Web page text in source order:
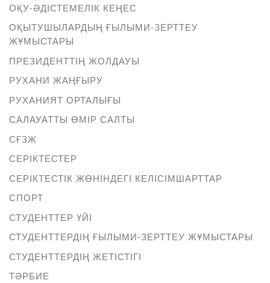
ОҚУ-ӘДІСТЕМЕЛІК КЕҢЕС
ОҚЫТУШЫЛАРДЫҢ ҒЫЛЫМИ-ЗЕРТТЕУ
ЖҰМЫСТАРЫ
ПРЕЗИДЕНТТІҢ ЖОЛДАУЫ
РУХАНИ ЖАҢҒЫРУ
РУХАНИЯТ ОРТАЛЫҒЫ
САЛАУАТТЫ ӨМІР САЛТЫ
СҒЗЖ
СЕРІКТЕСТЕР
СЕРІКТЕСТІК ЖӨНІНДЕГІ КЕЛІСІМШАРТТАР
СПОРТ
СТУДЕНТТЕР ҮЙІ
СТУДЕНТТЕРДІҢ ҒЫЛЫМИ-ЗЕРТТЕУ ЖҰМЫСТАРЫ
СТУДЕНТТЕРДІҢ ЖЕТІСТІГІ
ТӘРБИЕ